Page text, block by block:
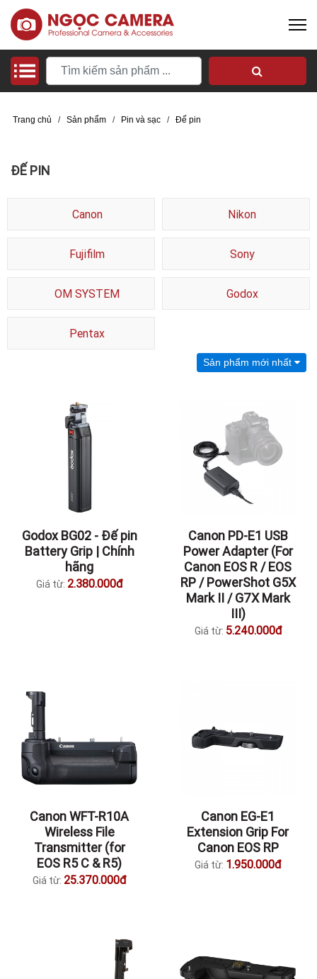
Trang chủ / Sản phẩm / Pin và sạc / Đế pin
ĐẾ PIN
Canon Nikon
Fujifilm Sony
OM SYSTEM Godox
Pentax
Sản phẩm mới nhất
Godox BG02 - Đế pin
Battery Grip | Chính
hãng
Giá từ: 2.380.000đ
Canon PD-E1 USB
Power Adapter (For
Canon EOS R / EOS
RP / PowerShot G5X
Mark II / G7X Mark
III)
Giá từ: 5.240.000đ
Canon WFT-R10A
Wireless File
Transmitter (for
EOS R5 C & R5)
Giá từ: 25.370.000đ
Canon EG-E1
Extension Grip For
Canon EOS RP
Giá từ: 1.950.000đ